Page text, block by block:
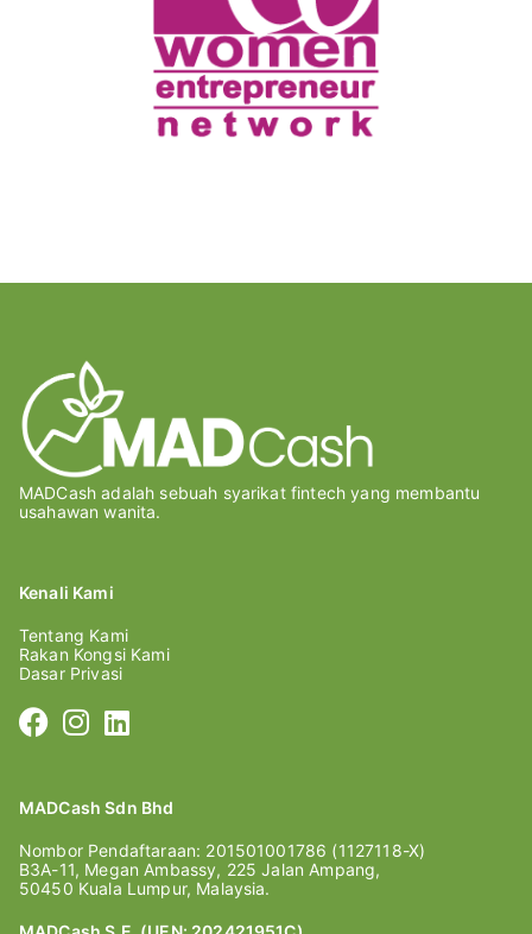
MADCash adalah sebuah syarikat fintech yang membantu
usahawan wanita.
Kenali Kami
Tentang Kami
Rakan Kongsi Kami
Dasar Privasi
MADCash Sdn Bhd
Nombor Pendaftaraan: 201501001786 (1127118-X)
B3A-11, Megan Ambassy, 225 Jalan Ampang,
50450 Kuala Lumpur, Malaysia.